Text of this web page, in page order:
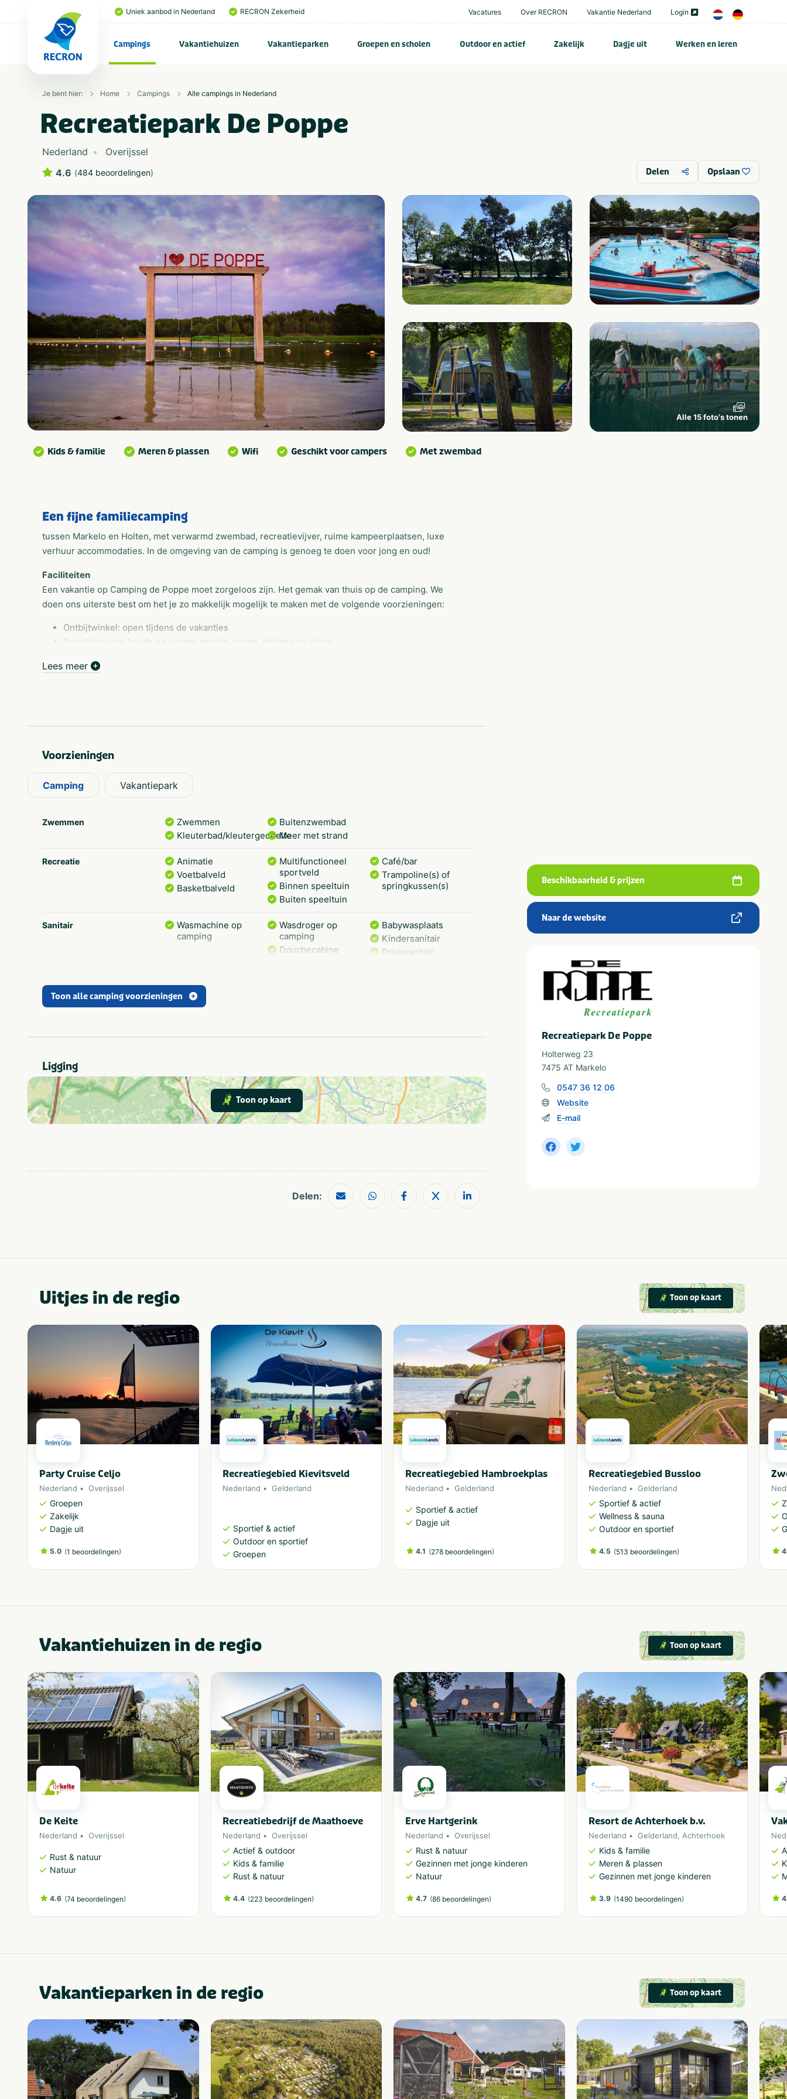
Uniek aanbod in Nederland RECRON Zekerheid Vacatures Over RECRON Vakantie Nederland Login
Campings Vakantiehuizen Vakantieparken Groepen en scholen Outdoor en actief Zakelijk Dagje uit Werken en leren
Je bent hier: Home Campings Alle campings in Nederland
Recreatiepark De Poppe
Nederland
Overijssel
4.6 (484 beoordelingen) Delen Opslaan
Alle 15 foto's tonen
Kids & familie Meren & plassen Wifi Geschikt voor campers Met zwembad
Een fijne familiecamping
tussen Markelo en Holten, met verwarmd zwembad, recreatievijver, ruime kampeerplaatsen, luxe
verhuur accommodaties. In de omgeving van de camping is genoeg te doen voor jong en oud!
Faciliteiten
Een vakantie op Camping de Poppe moet zorgeloos zijn. Het gemak van thuis op de camping. We
doen ons uiterste best om het je zo makkelijk mogelijk te maken met de volgende voorzieningen:
Ontbijtwinkel: open tijdens de vakanties
Snackbar: voor koude en warme snacks, snoep, drinken en ijsjes
A la carte restaurant De Poppe
Lees meer
Voorzieningen
Camping Vakantiepark
Zwemmen
Zwemmen
Kleuterbad/kleutergedeelte
Buitenzwembad
Meer met strand
Recreatie
Animatie
Voetbalveld
Basketbalveld
Multifunctioneel
sportveld
Binnen speeltuin
Buiten speeltuin
Café/bar
Trampoline(s) of
springkussen(s)
Sanitair
Wasmachine op
camping
Wasdroger op
camping
Douchecabine
Babywasplaats
Kindersanitair
Privesanitair
op camping
Thema Kids & familie Meren & plassen
In de buurt
Attractiepark
Dierentuin
Golfbaan
Restaurants
Wandelroutes
kinderen
leeftijden
Huuraccommodatie
campers
Gemiddeld: 60 -
250 plaatsen
Toon alle camping voorzieningen
Ligging
Toon op kaart
Delen:
Beschikbaarheid & prijzen
Naar de website
Recreatiepark De Poppe
Holterweg 23
7475 AT Markelo
0547 36 12 06
Website
E-mail
Uitjes in de regio Toon op kaart
Party Cruise Celjo
Nederland Overijssel
Groepen
Zakelijk
Dagje uit
5.0 (1 beoordelingen)
Recreatiegebied Kievitsveld
Nederland Gelderland
Sportief & actief
Outdoor en sportief
Groepen
Recreatiegebied Hambroekplas
Nederland Gelderland
Sportief & actief
Dagje uit
4.1 (278 beoordelingen)
Recreatiegebied Bussloo
Nederland Gelderland
Sportief & actief
Wellness & sauna
Outdoor en sportief
4.5 (513 beoordelingen)
Vakantiehuizen in de regio Toon op kaart
De Keite
Nederland Overijssel
Rust & natuur
Natuur
4.6 (74 beoordelingen)
Recreatiebedrijf de Maathoeve
Nederland Overijssel
Actief & outdoor
Kids & familie
Rust & natuur
4.4 (223 beoordelingen)
Erve Hartgerink
Nederland Overijssel
Rust & natuur
Gezinnen met jonge kinderen
Natuur
4.7 (86 beoordelingen)
Resort de Achterhoek b.v.
Nederland Gelderland, Achterhoek
Kids & familie
Meren & plassen
Gezinnen met jonge kinderen
3.9 (1490 beoordelingen)
Vakantieparken in de regio Toon op kaart